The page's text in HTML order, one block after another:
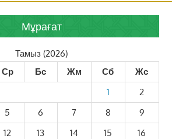
Мұрағат
Тамыз (2026)
Ср Бс Жм Сб
Жс
1
2
5 6 7 8
9
12 13 14 15
16